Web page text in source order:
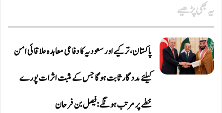
یہ بھی پڑھیے
پاکستان، ترکیے اور سعودیہ کا دفاعی معاہدہ علاقائی امن
کیلئے مددگار ثابت ہوگا جس کے مثبت اثرات پورے
خطے پر مرتب ہونگے: فیصل بن فرحان